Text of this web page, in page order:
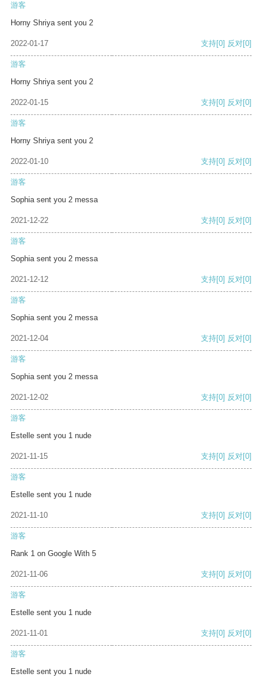
游客
Horny Shriya sent you 2
2022-01-17 支持[0] 反对[0]
游客
Horny Shriya sent you 2
2022-01-15 支持[0] 反对[0]
游客
Horny Shriya sent you 2
2022-01-10 支持[0] 反对[0]
游客
Sophia sent you 2 messa
2021-12-22 支持[0] 反对[0]
游客
Sophia sent you 2 messa
2021-12-12 支持[0] 反对[0]
游客
Sophia sent you 2 messa
2021-12-04 支持[0] 反对[0]
游客
Sophia sent you 2 messa
2021-12-02 支持[0] 反对[0]
游客
Estelle sent you 1 nude
2021-11-15 支持[0] 反对[0]
游客
Estelle sent you 1 nude
2021-11-10 支持[0] 反对[0]
游客
Rank 1 on Google With 5
2021-11-06 支持[0] 反对[0]
游客
Estelle sent you 1 nude
2021-11-01 支持[0] 反对[0]
游客
Estelle sent you 1 nude